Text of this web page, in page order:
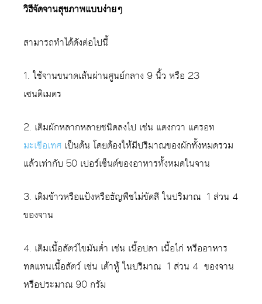
วิธีจัดจานสุขภาพแบบง่ายๆ
สามารถทำได้ดังต่อไปนี้
1. ใช้จานขนาดเส้นผ่านศูนย์กลาง 9 นิ้ว หรือ 23
เซนติเมตร
2. เติมผักหลากหลายชนิดลงไป เช่น แตงกวา แครอท
มะเขือเทศ เป็นต้น โดยต้องให้มีปริมาณของผักทั้งหมดรวม
แล้วเท่ากับ 50 เปอร์เซ็นต์ของอาหารทั้งหมดในจาน
3. เติมข้าวหรือแป้งหรือธัญพืชไม่ขัดสี ในปริมาณ 1 ส่วน 4
ของจาน
4. เติมเนื้อสัตว์ไขมันต่ำ เช่น เนื้อปลา เนื้อไก่ หรืออาหาร
ทดแทนเนื้อสัตว์ เช่น เต้าหู้ ในปริมาณ 1 ส่วน 4 ของจาน
หรือประมาณ 90 กรัม